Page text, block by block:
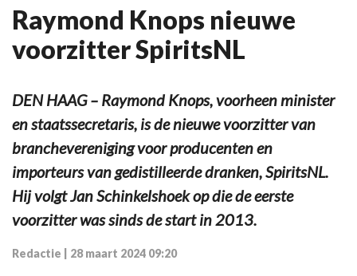
Raymond Knops nieuwe
voorzitter SpiritsNL
DEN HAAG – Raymond Knops, voorheen minister
en staatssecretaris, is de nieuwe voorzitter van
branchevereniging voor producenten en
importeurs van gedistilleerde dranken, SpiritsNL.
Hij volgt Jan Schinkelshoek op die de eerste
voorzitter was sinds de start in 2013.
Redactie 28 maart 2024 09:20